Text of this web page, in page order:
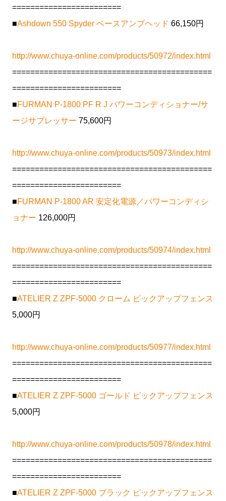
========================
■Ashdown 550 Spyder ベースアンプヘッド 66,150円
http://www.chuya-online.com/products/50972/index.html
============================================
========================
■FURMAN P-1800 PF R J パワーコンディショナー/サ
ージサプレッサー 75,600円
http://www.chuya-online.com/products/50973/index.html
============================================
========================
■FURMAN P-1800 AR 安定化電源／パワーコンディシ
ョナー 126,000円
http://www.chuya-online.com/products/50974/index.html
============================================
========================
■ATELIER Z ZPF-5000 クローム ピックアップフェンス
5,000円
http://www.chuya-online.com/products/50977/index.html
============================================
========================
■ATELIER Z ZPF-5000 ゴールド ピックアップフェンス
5,000円
http://www.chuya-online.com/products/50978/index.html
============================================
========================
■ATELIER Z ZPF-5000 ブラック ピックアップフェンス